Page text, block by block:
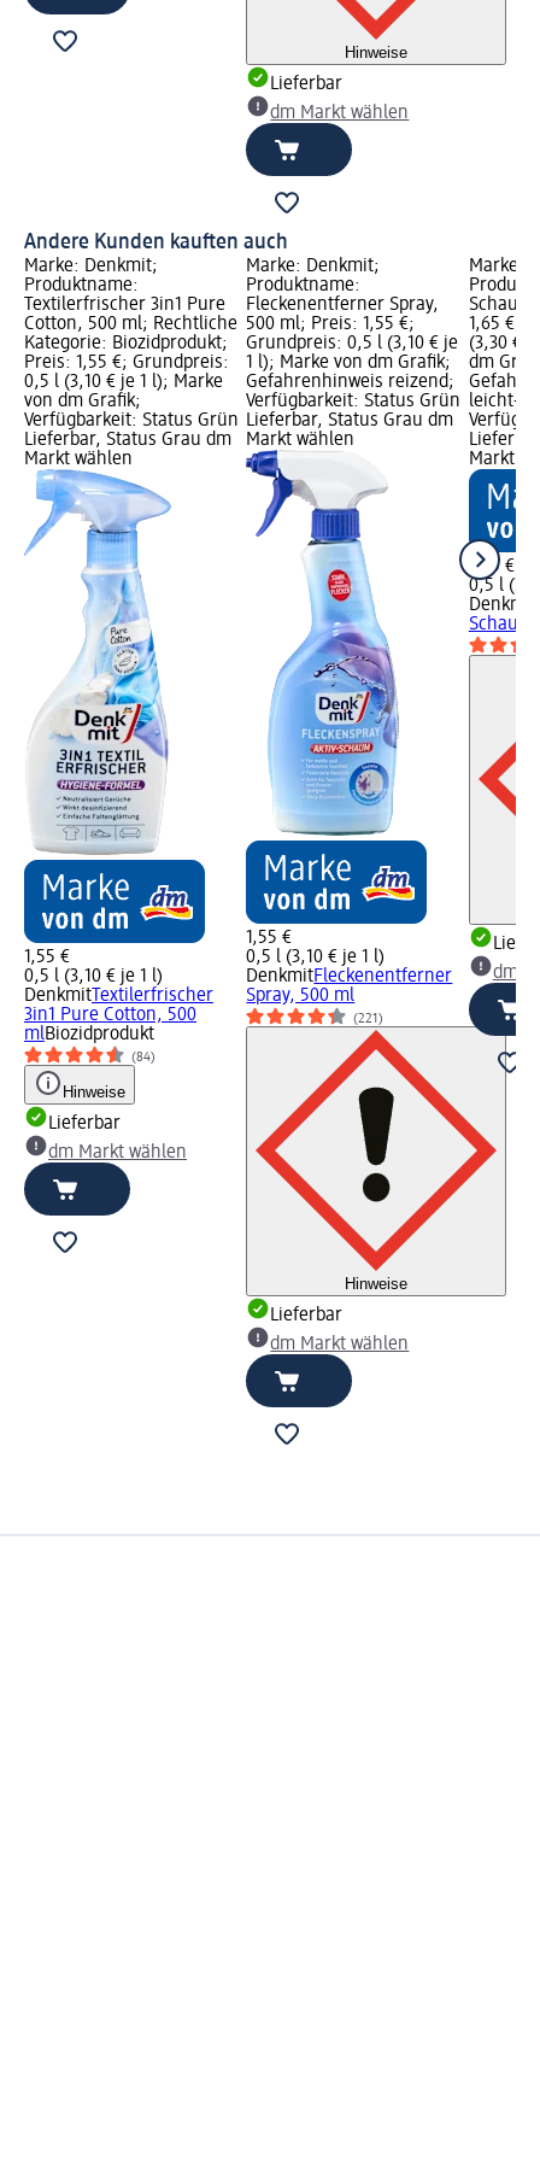
Hinweise
Lieferbar
dm Markt wählen
Andere Kunden kauften auch
Marke: Denkmit;
Produktname:
Textilerfrischer 3in1 Pure
Cotton, 500 ml; Rechtliche
Kategorie: Biozidprodukt;
Preis: 1,55 €; Grundpreis:
0,5 l (3,10 € je 1 l); Marke
von dm Grafik;
Verfügbarkeit: Status Grün
Lieferbar, Status Grau dm
Markt wählen
1,55 €
0,5 l (3,10 € je 1 l)
DenkmitTextilerfrischer
3in1 Pure Cotton, 500
mlBiozidprodukt
(84)
Hinweise
Lieferbar
dm Markt wählen
Marke: Denkmit;
Produktname:
Fleckenentferner Spray,
500 ml; Preis: 1,55 €;
Grundpreis: 0,5 l (3,10 € je
1 l); Marke von dm Grafik;
Gefahrenhinweis reizend;
Verfügbarkeit: Status Grün
Lieferbar, Status Grau dm
Markt wählen
1,55 €
0,5 l (3,10 € je 1 l)
DenkmitFleckenentferner
Spray, 500 ml
(221)
Hinweise
Lieferbar
dm Markt wählen
Marke:
1,65 €;
(3,30 €
dm
leicht-/
Markt
1,65 €
0,5 l
Denkmit
dm